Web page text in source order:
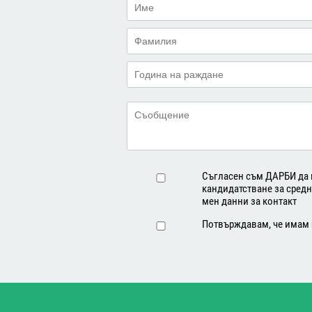
Уроци по роботика 2 пъти
Уроци по танци 2 пъти седмично
Условия за записване и
При желание за участие в
При отказ от програмата,
EUR, включващи неустойка на
удържат 450 EUR, включващи
При отказ от програмата,
дата, се удържат 600 EUR,
Не се възстановяват суми при
Съгласен съм ДАРБИ да
кандидатстване за
мен данни за контакт
Потвърждавам, че имам